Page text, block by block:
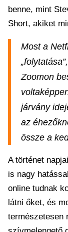
benne, mint
Short, akiket
Most a
Zoomon
járvány
az
össze a
A történet
is nagy
online tudnak
látni őket, és
természetesen